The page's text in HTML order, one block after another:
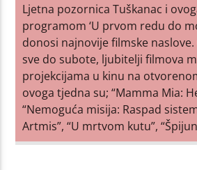
Ljetna pozornica Tuškanac i
programom ‘U prvom redu do
donosi najnovije filmske naslove.
sve do subote, ljubitelji filmova
projekcijama u kinu na
ovoga tjedna su; “Mamma Mia:
“Nemoguća misija: Raspad
Artmis”, “U mrtvom kutu”,